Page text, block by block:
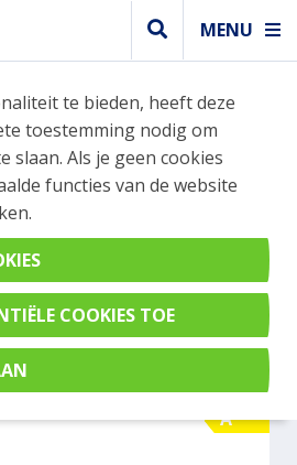
MENU
plaatsen. Wil je je
eenvoudig apparaten
Klik hier voor meer
Fornuis
PRO125I2EROT
A
A
te bieden, heeft deze
toestemming nodig om
slaan. Als je geen cookies
functies van de website